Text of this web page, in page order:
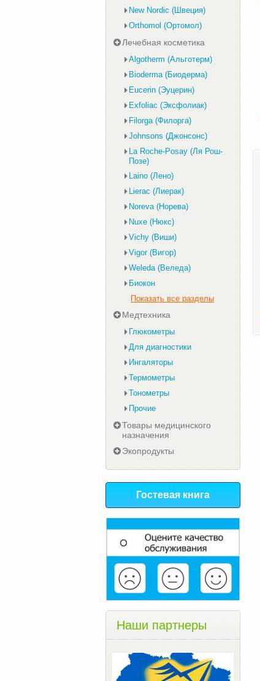
New Nordic (Швеция)
Orthomol (Ортомол)
Лечебная косметика
Algotherm (Альготерм)
Bioderma (Биодерма)
Eucerin (Эуцерин)
Exfoliac (Эксфолиак)
Filorga (Филорга)
Johnsons (Джонсонс)
La Roche-Posay (Ля Рош-
Позе)
Laino (Лено)
Lierac (Лиерак)
Noreva (Норева)
Nuxe (Нюкс)
Vichy (Виши)
Vigor (Вигор)
Weleda (Веледа)
Биокон
Показать все разделы
Медтехника
Глюкометры
Для диагностики
Ингаляторы
Термометры
Тонометры
Прочие
Товары медицинского
назначения
Экопродукты
Гостевая книга
Наши партнеры